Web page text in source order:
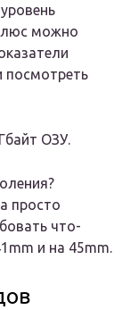
можно
посмотреть
ОЗУ.
просто
что-
и на 45mm.